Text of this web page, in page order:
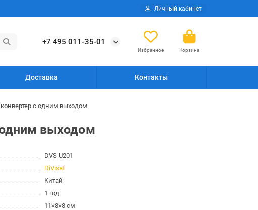
Личный кабинет
+7 495 011-35-01
Избранное Корзина
Доставка Контакты
с одним выходом
одним выходом
DVS-U201
DiVisat
Китай
1 год
11×8×8 см